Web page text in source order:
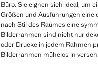
Büro. Sie eignen sich ideal, um
Größen und Ausführungen eine
nach Stil des Raumes eine
Bilderrahmen sind nicht nur
oder Drucke in jedem Rahmen
Bilderrahmen mühelos in